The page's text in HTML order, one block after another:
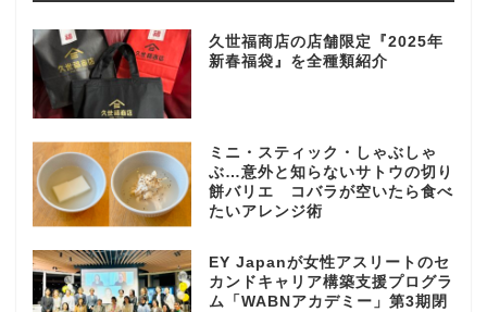
久世福商店の店舗限定『2025年
新春福袋』を全種類紹介
ミニ・スティック・しゃぶしゃ
ぶ…意外と知らないサトウの切り
餅バリエ コバラが空いたら食べ
たいアレンジ術
EY Japanが女性アスリートのセ
カンドキャリア構築支援プログラ
ム「WABNアカデミー」第3期閉